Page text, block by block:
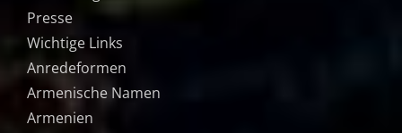
Presse
Wichtige Links
Anredeformen
Armenische Namen
Armenien